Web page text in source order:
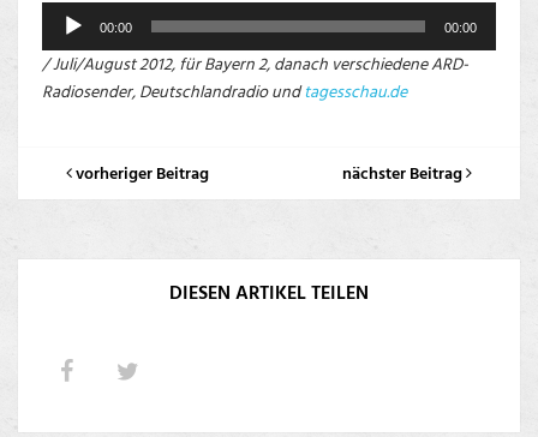
Audio-
Player
00:00 00:00
/ Juli/August 2012, für Bayern 2, danach verschiedene ARD-
Radiosender, Deutschlandradio undtagesschau.de
vorheriger Beitrag nächster Beitrag
DIESEN ARTIKEL TEILEN